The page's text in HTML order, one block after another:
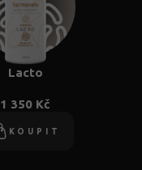
Lacto
1 350 Kč
KOUPIT